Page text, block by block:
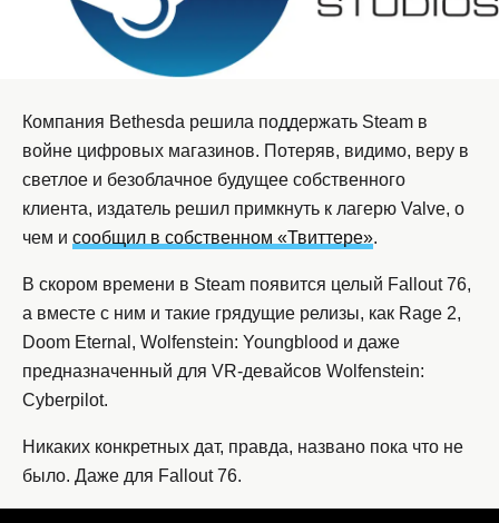
Компания Bethesda решила поддержать Steam в
войне цифровых магазинов. Потеряв, видимо, веру в
светлое и безоблачное будущее собственного
клиента, издатель решил примкнуть к лагерю Valve, о
чем и сообщил в собственном «Твиттере».
В скором времени в Steam появится целый Fallout 76,
а вместе с ним и такие грядущие релизы, как Rage 2,
Doom Eternal, Wolfenstein: Youngblood и даже
предназначенный для VR-девайсов Wolfenstein:
Cyberpilot.
Никаких конкретных дат, правда, названо пока что не
было. Даже для Fallout 76.